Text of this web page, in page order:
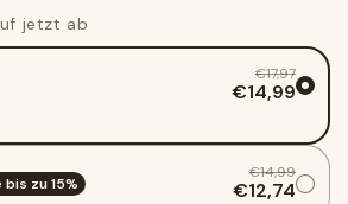
jetzt ab
€17,97
€14,99
bis zu15%
€14,99
€12,74